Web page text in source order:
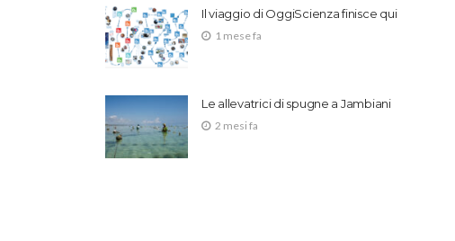
Il viaggio di OggiScienza finisce qui
1 mese fa
Le allevatrici di spugne a Jambiani
2 mesi fa